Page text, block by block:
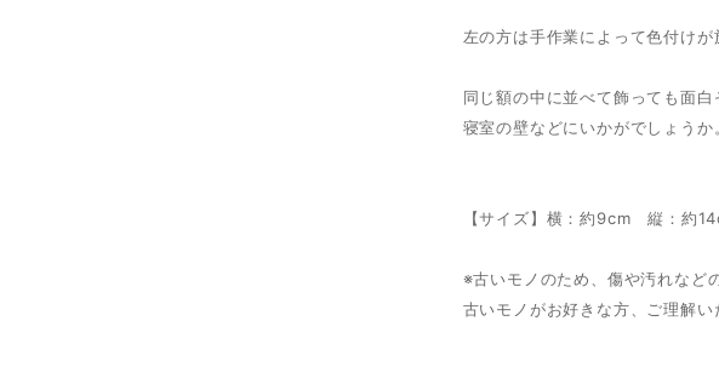
左の方は手作業によって色付けが
同じ額の中に並べて飾っても面白
寝室の壁などにいかがでしょうか
【サイズ】横：約9cm 縦：約
※古いモノのため、傷や汚れなど
古いモノがお好きな方、ご理解い